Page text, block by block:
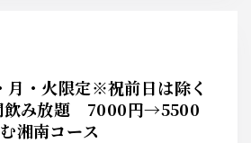
月・火限定※祝前日は除く
飲み放題 7000円→5500
湘南コース